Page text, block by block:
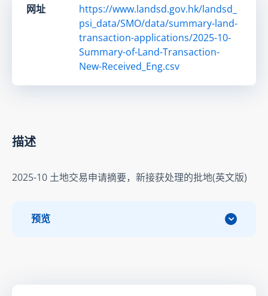
网址
https://www.landsd.gov.hk/landsd_
psi_data/SMO/data/summary-land-
transaction-applications/2025-10-
Summary-of-Land-Transaction-
New-Received_Eng.csv
描述
2025-10 土地交易申请摘要，新接获处理的批地(英文版)
预览